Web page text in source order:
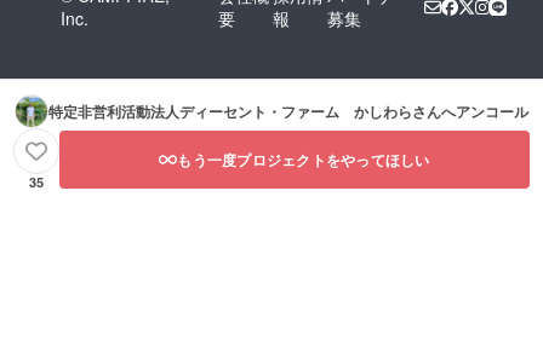
Inc.
要
報
募集
特定非営利活動法人ディーセント・ファーム かしわらさんへアンコール
35
もう一度プロジェクトをやってほしい